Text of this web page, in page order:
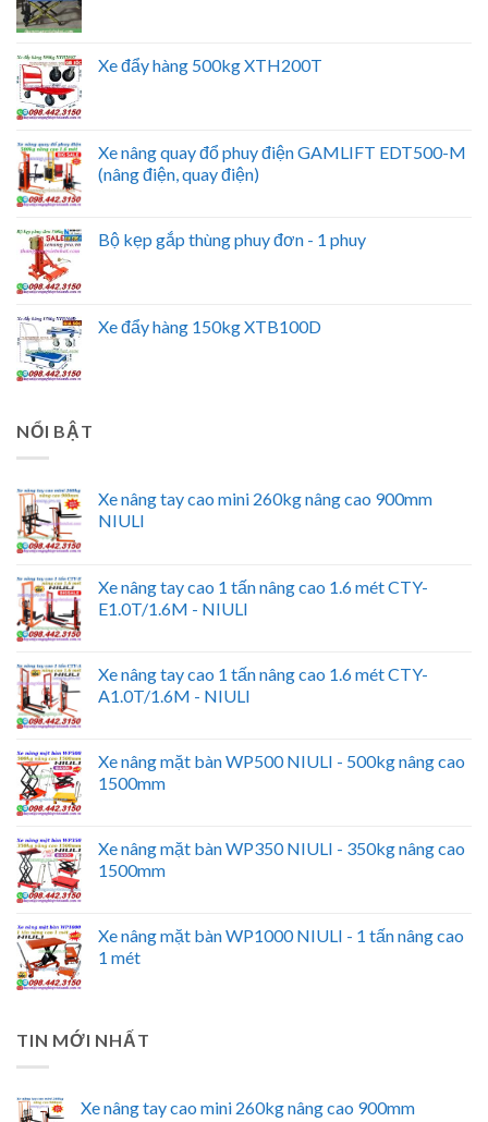
Xe đẩy hàng 500kg XTH200T
Xe nâng quay đổ phuy điện GAMLIFT EDT500-M
(nâng điện, quay điện)
Bộ kẹp gắp thùng phuy đơn - 1 phuy
Xe đẩy hàng 150kg XTB100D
NỔI BẬT
Xe nâng tay cao mini 260kg nâng cao 900mm
NIULI
Xe nâng tay cao 1 tấn nâng cao 1.6 mét CTY-
E1.0T/1.6M - NIULI
Xe nâng tay cao 1 tấn nâng cao 1.6 mét CTY-
A1.0T/1.6M - NIULI
Xe nâng mặt bàn WP500 NIULI - 500kg nâng cao
1500mm
Xe nâng mặt bàn WP350 NIULI - 350kg nâng cao
1500mm
Xe nâng mặt bàn WP1000 NIULI - 1 tấn nâng cao
1 mét
TIN MỚI NHẤT
Xe nâng tay cao mini 260kg nâng cao 900mm